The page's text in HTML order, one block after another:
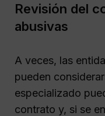
Revisión del
abusivas
A veces, las
pueden
especializado
contrato y, si se